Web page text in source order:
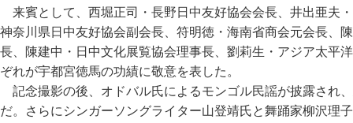
来賓として、西堀正司・長野日中友好協会会長、井出亜夫
神奈川県日中友好協会副会長、符明徳・海南省商会元会長、
長、陳建中・日中文化展覧協会理事長、劉莉生・アジア太平
ぞれが宇都宮徳馬の功績に敬意を表した。
記念撮影の後、オドバル氏によるモンゴル民謡が披露され
だ。さらにシンガーソングライター山登靖氏と舞踊家柳沢理